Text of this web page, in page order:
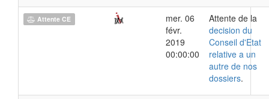
Attente CE
mer. 06
févr.
2019
00:00:00
Attente de la
decision du
Conseil d'Etat
relative a un
autre de nos
dossiers.